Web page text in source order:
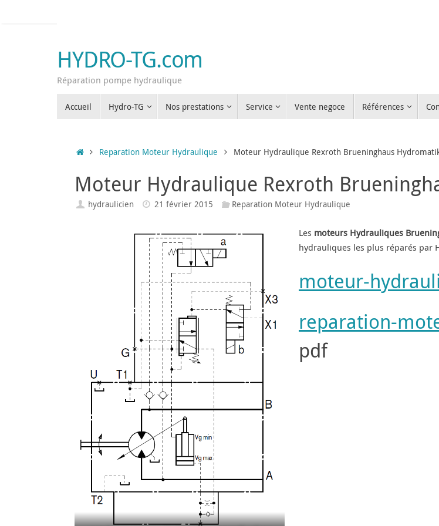
HYDRO-TG.com
Réparation pompe hydraulique
Accueil Hydro-TG Nos prestations Service Vente negoce Références
AccueilReparation Moteur Hydraulique Moteur Hydraulique Rexroth Brueninghaus
Moteur Hydraulique Rexroth
hydraulicien 21 février 2015 Reparation Moteur Hydraulique
Les moteurs Hydrauliques
hydrauliques les plus réparés par
moteur-
reparation-
pdf